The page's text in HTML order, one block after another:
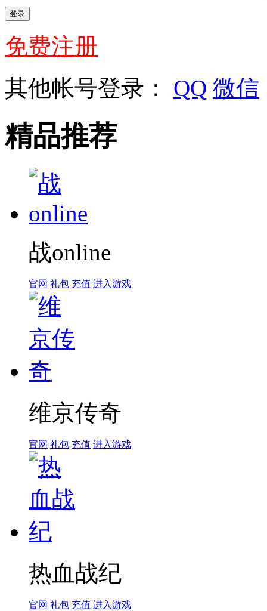
免费注册
其他帐号登录：
QQ 微信
精品推荐
战online
官网 礼包 充值 进入游戏
维京传奇
官网 礼包 充值 进入游戏
热血战纪
官网 礼包 充值 进入游戏